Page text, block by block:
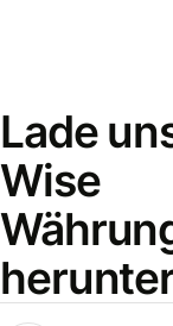
Lade
Wise